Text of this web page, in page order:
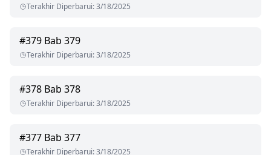
Terakhir Diperbarui:3/18/2025
#379 Bab 379
Terakhir Diperbarui:3/18/2025
#378 Bab 378
Terakhir Diperbarui:3/18/2025
#377 Bab 377
Terakhir Diperbarui:3/18/2025